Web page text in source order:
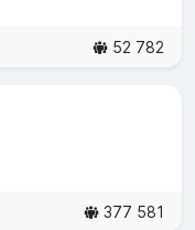
52 782
377 581